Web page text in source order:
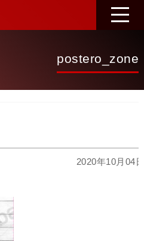
postero_zone
2020年10月04